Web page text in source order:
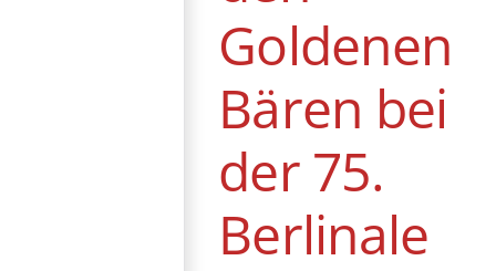
Goldenen
Bären bei
der 75.
Berlinale